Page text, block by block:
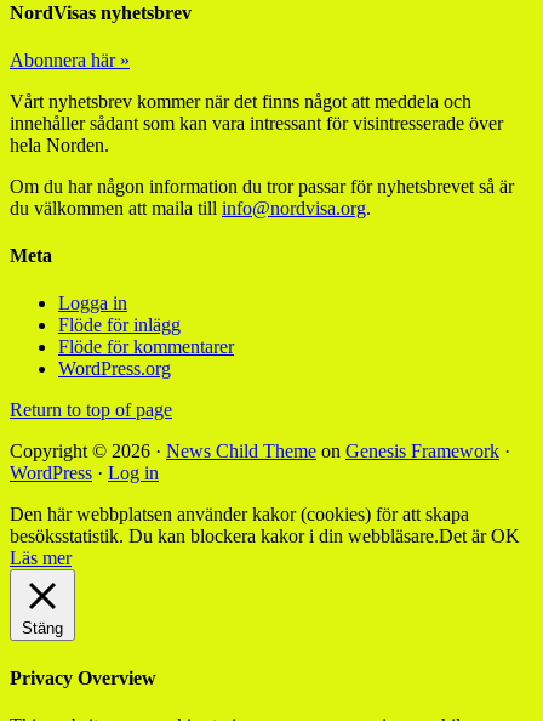
NordVisas nyhetsbrev
Abonnera här »
Vårt nyhetsbrev kommer när det finns något att meddela och
innehåller sådant som kan vara intressant för visintresserade över
hela Norden.
Om du har någon information du tror passar för nyhetsbrevet så är
du välkommen att maila till info@nordvisa.org.
Meta
Logga in
Flöde för inlägg
Flöde för kommentarer
WordPress.org
Return to top of page
Copyright © 2026 · News Child Theme on Genesis Framework ·
WordPress · Log in
Den här webbplatsen använder kakor (cookies) för att skapa
besöksstatistik. Du kan blockera kakor i din webbläsare.Det är OK
Läs mer
Stäng
Privacy Overview